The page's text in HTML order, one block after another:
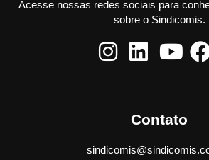
Acesse nossas redes sociais para
sobre o Sindicomis.
Contato